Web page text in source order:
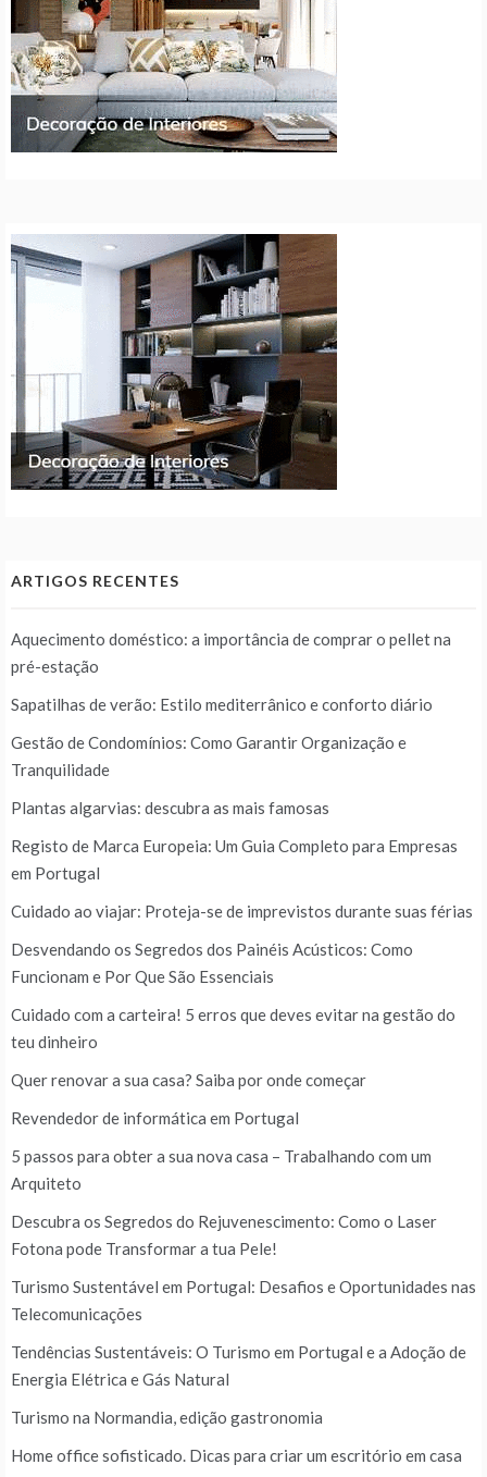
ARTIGOS RECENTES
Aquecimento doméstico: a importância de comprar o pellet na
pré-estação
Sapatilhas de verão: Estilo mediterrânico e conforto diário
Gestão de Condomínios: Como Garantir Organização e
Tranquilidade
Plantas algarvias: descubra as mais famosas
Registo de Marca Europeia: Um Guia Completo para Empresas
em Portugal
Cuidado ao viajar: Proteja-se de imprevistos durante suas férias
Desvendando os Segredos dos Painéis Acústicos: Como
Funcionam e Por Que São Essenciais
Cuidado com a carteira! 5 erros que deves evitar na gestão do
teu dinheiro
Quer renovar a sua casa? Saiba por onde começar
Revendedor de informática em Portugal
5 passos para obter a sua nova casa – Trabalhando com um
Arquiteto
Descubra os Segredos do Rejuvenescimento: Como o Laser
Fotona pode Transformar a tua Pele!
Turismo Sustentável em Portugal: Desafios e Oportunidades nas
Telecomunicações
Tendências Sustentáveis: O Turismo em Portugal e a Adoção de
Energia Elétrica e Gás Natural
Turismo na Normandia, edição gastronomia
Home office sofisticado. Dicas para criar um escritório em casa